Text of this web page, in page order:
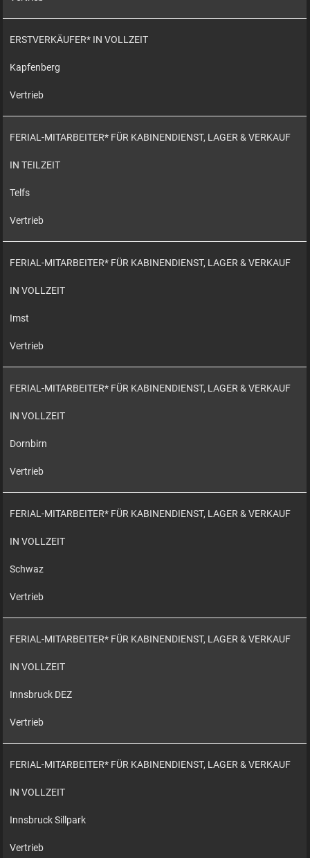
ERSTVERKÄUFER* IN VOLLZEIT
Kapfenberg
Vertrieb
FERIAL-MITARBEITER* FÜR KABINENDIENST, LAGER & VERKAUF
IN TEILZEIT
Telfs
Vertrieb
FERIAL-MITARBEITER* FÜR KABINENDIENST, LAGER & VERKAUF
IN VOLLZEIT
Imst
Vertrieb
FERIAL-MITARBEITER* FÜR KABINENDIENST, LAGER & VERKAUF
IN VOLLZEIT
Dornbirn
Vertrieb
FERIAL-MITARBEITER* FÜR KABINENDIENST, LAGER & VERKAUF
IN VOLLZEIT
Schwaz
Vertrieb
FERIAL-MITARBEITER* FÜR KABINENDIENST, LAGER & VERKAUF
IN VOLLZEIT
Innsbruck DEZ
Vertrieb
FERIAL-MITARBEITER* FÜR KABINENDIENST, LAGER & VERKAUF
IN VOLLZEIT
Innsbruck Sillpark
Vertrieb